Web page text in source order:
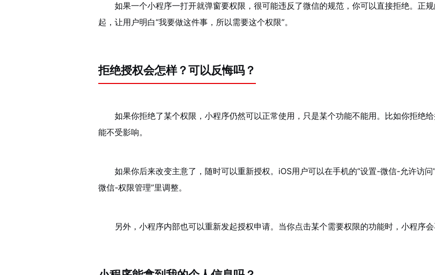
如果一个小程序一打开就弹窗要权限，很可能违反了微信的规范，你可以直接拒绝。正
起，让用户明白“我要做这件事，所以需要这个权限”。
拒绝授权会怎样？可以反悔吗？
如果你拒绝了某个权限，小程序仍然可以正常使用，只是某个功能不能用。比如你拒绝
能不受影响。
如果你后来改变主意了，随时可以重新授权。iOS用户可以在手机的“设置-微信-允许访
微信-权限管理”里调整。
另外，小程序内部也可以重新发起授权申请。当你点击某个需要权限的功能时，小程序会